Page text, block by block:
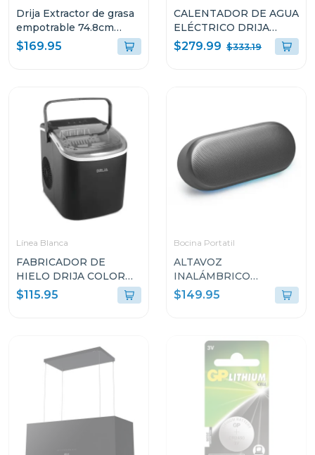
Drija Extractor de grasa
empotrable 74.8cm
acero inoxidable filtro
de acero y de carbón
$169.95
CALENTADOR DE AGUA
ELÉCTRICO DRIJA
INVERTER DE 21.5L
CLTE14K
$279.99 $333.19
Línea Blanca
FABRICADOR DE
HIELO DRIJA COLOR
NEGRO FH12BLACK
(ICEMAKER)
$115.95
Bocina Portatil
ALTAVOZ
INALÁMBRICO
HARMAN KARDON
LUNA2 CON
CLASSIC BLACK
HKLUNA2
$149.95